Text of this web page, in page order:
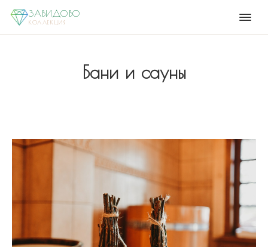
Бани и сауны
ЗАВИДОВО
КОЛЛЕКЦИЯ